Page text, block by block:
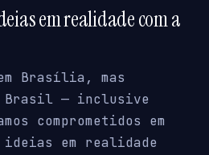
em realidade com a
Brasília, mas
Brasil — inclusive
comprometidos em
em realidade